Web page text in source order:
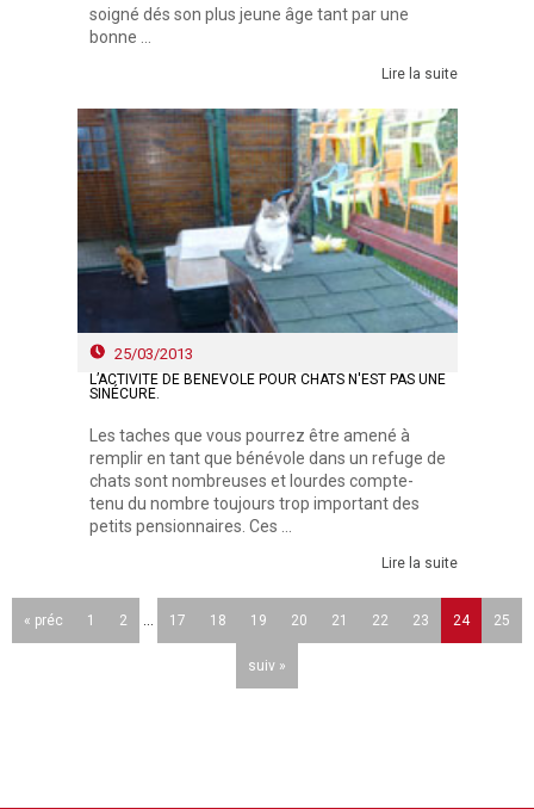
soigné dés son plus jeune âge tant par une
bonne ...
Lire la suite
25/03/2013
L’ACTIVITÉ DE BÉNÉVOLE POUR CHATS N'EST PAS UNE
SINÉCURE.
Les taches que vous pourrez être amené à
remplir en tant que bénévole dans un refuge de
chats sont nombreuses et lourdes compte-
tenu du nombre toujours trop important des
petits pensionnaires. Ces ...
Lire la suite
« préc 1 2 ... 17 18 19 20 21 22 23 24 25
suiv »